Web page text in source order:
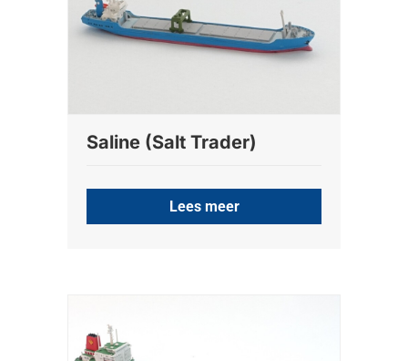
Saline (Salt Trader)
Lees meer